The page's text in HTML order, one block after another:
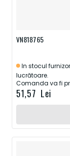
VN818765
In stocul
lucrătoare.
Comanda va fi
51,57 Lei